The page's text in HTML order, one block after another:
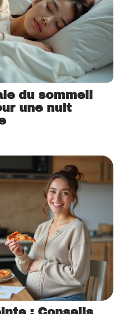
du sommeil
une nuit